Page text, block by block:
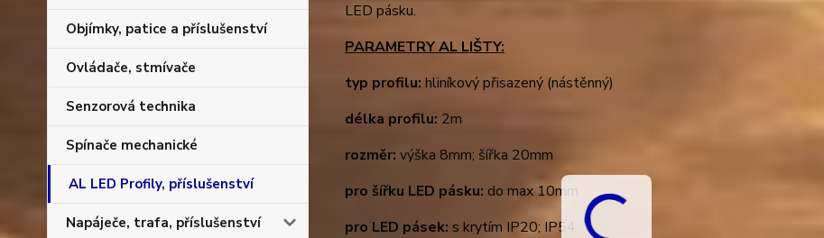
Objímky, patice a příslušenství
Ovládače, stmívače
Senzorová technika
Spínače mechanické
AL LED Profily, příslušenství
Napáječe, trafa, příslušenství
LED pásku.
PARAMETRY AL LIŠTY:
typ profilu: hliníkový přisazený (nástěnný)
délka profilu: 2m
rozměr: výška 8mm; šířka 20mm
pro šířku LED pásku: do max 10mm
pro LED pásek: s krytím IP20; IP54